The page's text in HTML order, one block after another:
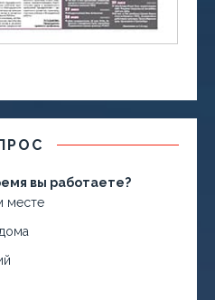
вы работаете?
месте